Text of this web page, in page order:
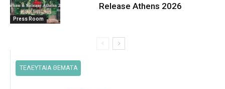
Press Room
Release Athens 2026
ΤΕΛΕΥΤΑΙΑ ΘΕΜΑΤΑ